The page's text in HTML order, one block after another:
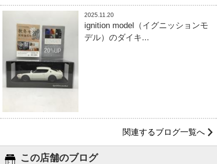
2025.11.20
ignition model（イグニッションモ
デル）のダイキ...
関連するブログ一覧へ
この店舗のブログ